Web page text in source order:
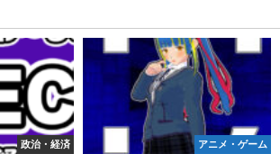
政治・経済 アニメ・ゲーム